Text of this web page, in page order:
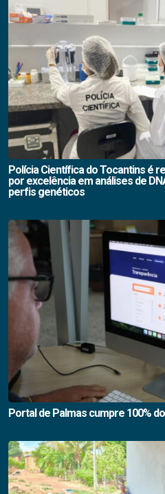
Polícia Científica do Tocantins é
por excelência em análises de
perfis genéticos
Portal de Palmas cumpre 100%